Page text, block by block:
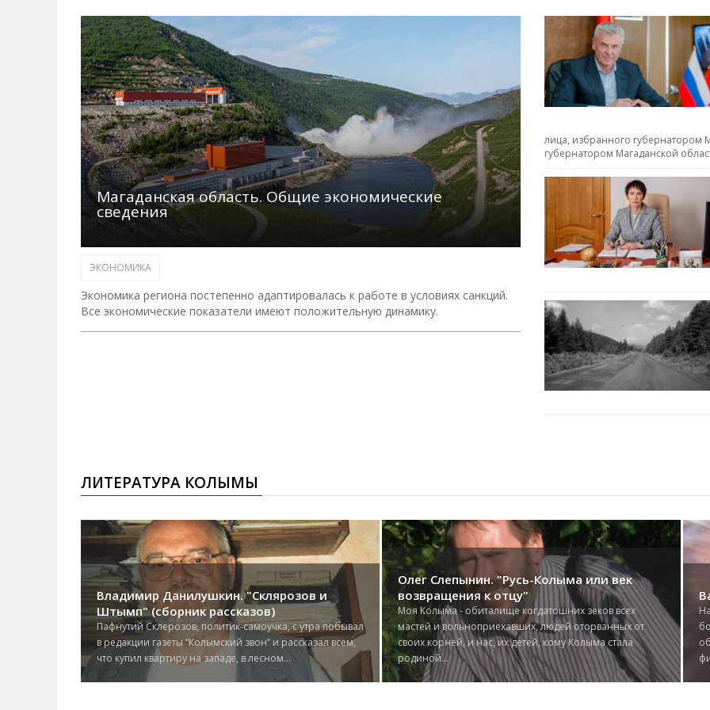
Магаданская область. Общие экономические
сведения
ЭКОНОМИКА
Экономика региона постепенно адаптировалась к работе в условиях санкций.
Все экономические показатели имеют положительную динамику.
лица, избранного губернатором
губернатором Магаданской
ЛИТЕРАТУРА КОЛЫМЫ
Владимир Данилушкин. "Склярозов и
Штымп" (сборник рассказов)
Пафнутий Склерозов, политик-самоучка, с утра побывал
в редакции газеты “Колымский звон” и рассказал всем,
что купил квартиру на западе, в лесном...
Олег Слепынин. "Русь-Колыма или век
возвращения к отцу"
Моя Колыма - обиталище когдатошних зеков всех
мастей и вольноприехавших, людей оторванных от
своих корней, и нас, их детей, кому Колыма стала
родиной...